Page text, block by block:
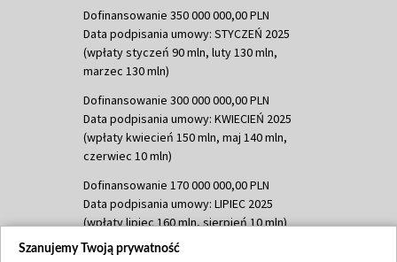
Dofinansowanie 350 000 000,00 PLN
Data podpisania umowy: STYCZEŃ 2025
(wpłaty styczeń 90 mln, luty 130 mln,
marzec 130 mln)
Dofinansowanie 300 000 000,00 PLN
Data podpisania umowy: KWIECIEŃ 2025
(wpłaty kwiecień 150 mln, maj 140 mln,
czerwiec 10 mln)
Dofinansowanie 170 000 000,00 PLN
Data podpisania umowy: LIPIEC 2025
(wpłaty lipiec 160 mln, sierpień 10 mln)
Dofinansowanie 60 000 000,00 PLN
Szanujemy Twoją prywatność